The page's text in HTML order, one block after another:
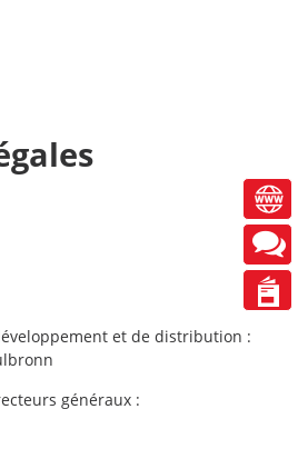
et de distribution :
généraux :